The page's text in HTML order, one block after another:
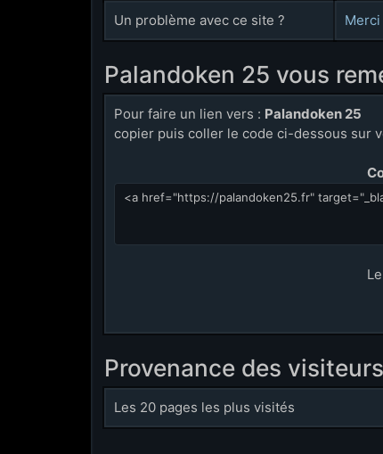
Un problème avec ce site ?
Palandoken 25 vous
Pour faire un lien vers : Palandoken 25
copier puis coller le code ci-dessous sur
Provenance des visiteurs
Les 20 pages les plus visités